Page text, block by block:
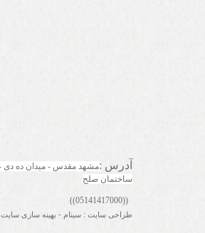
آدرس :
ساختمان صلح
((05141417000))
طراحی سایت : سینام - بهینه سازی سایت